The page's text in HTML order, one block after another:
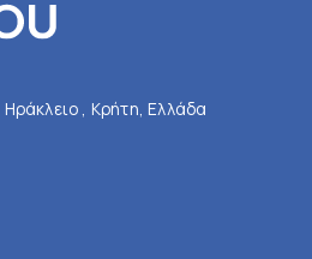
, Κρήτη, Ελλάδα